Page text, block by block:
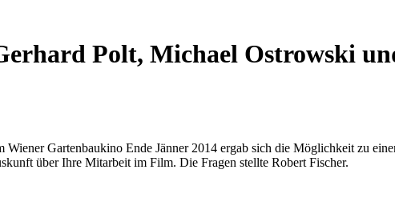
Polt, Michael Ostrowski
Gartenbaukino Ende Jänner 2014 ergab sich die Möglichkeit zu
über Ihre Mitarbeit im Film. Die Fragen stellte Robert Fischer.